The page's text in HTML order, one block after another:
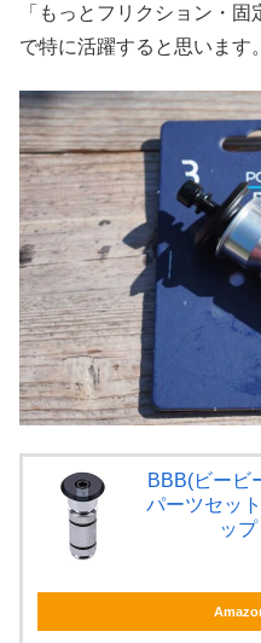
「もっとフリクション・
で特に活躍すると思います。
BBB(ビービ
パーツセッ
ッ